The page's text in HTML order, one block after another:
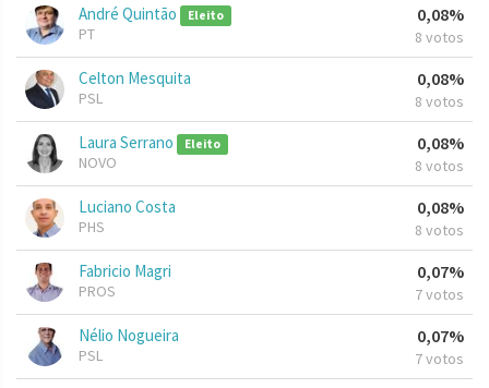
André Quintão Eleito
PT
0,08%
8 votos
Celton Mesquita
PSL
0,08%
8 votos
Laura Serrano Eleito
NOVO
0,08%
8 votos
Luciano Costa
PHS
0,08%
8 votos
Fabricio Magri
PROS
0,07%
7 votos
Nélio Nogueira
PSL
0,07%
7 votos